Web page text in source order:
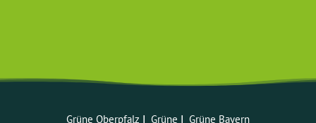
Grüne Oberpfalz ꓲ Grüne ꓲ Grüne Bayern